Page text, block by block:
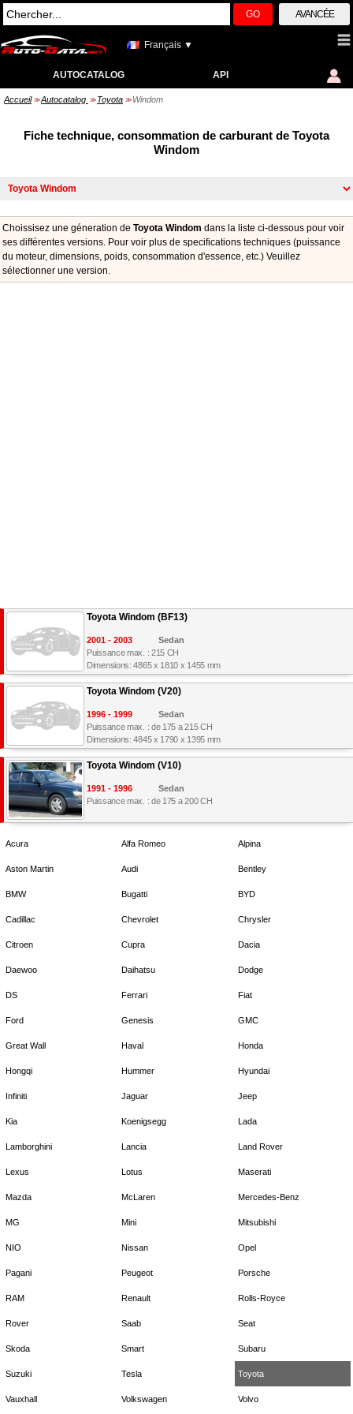
GO AVANCÉE
Français ▼
AUTOCATALOG API
Accueil >> Autocatalog >> Toyota >> Windom
Fiche technique, consommation de carburant de Toyota
Windom
Choissisez une géneration de Toyota Windom dans la liste ci-dessous pour voir
ses différentes versions. Pour voir plus de specifications techniques (puissance
du moteur, dimensions, poids, consommation d'essence, etc.) Veuillez
sélectionner une version.
Toyota Windom (BF13)
2001 - 2003
Sedan
Puissance max. : 215 CH
Dimensions: 4865 x 1810 x 1455 mm
Toyota Windom (V20)
1996 - 1999
Sedan
Puissance max. : de 175 a 215 CH
Dimensions: 4845 x 1790 x 1395 mm
Toyota Windom (V10)
1991 - 1996
Sedan
Puissance max. : de 175 a 200 CH
Acura Alfa Romeo Alpina
Aston Martin Audi Bentley
BMW Bugatti BYD
Cadillac Chevrolet Chrysler
Citroen Cupra Dacia
Daewoo Daihatsu Dodge
DS Ferrari Fiat
Ford Genesis GMC
Great Wall Haval Honda
Hongqi Hummer Hyundai
Infiniti Jaguar Jeep
Kia Koenigsegg Lada
Lamborghini Lancia Land Rover
Lexus Lotus Maserati
Mazda McLaren Mercedes-Benz
MG Mini Mitsubishi
NIO Nissan Opel
Pagani Peugeot Porsche
RAM Renault Rolls-Royce
Rover Saab Seat
Skoda Smart Subaru
Suzuki Tesla Toyota
Vauxhall Volkswagen Volvo